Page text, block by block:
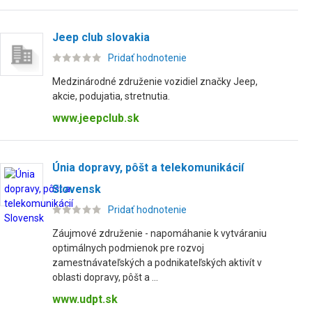
Jeep club slovakia
Pridať hodnotenie
Medzinárodné združenie vozidiel značky Jeep,
akcie, podujatia, stretnutia.
www.jeepclub.sk
Únia dopravy, pôšt a telekomunikácií
Slovensk
Pridať hodnotenie
Záujmové združenie - napomáhanie k vytváraniu
optimálnych podmienok pre rozvoj
zamestnávateľských a podnikateľských aktivít v
oblasti dopravy, pôšt a ...
www.udpt.sk